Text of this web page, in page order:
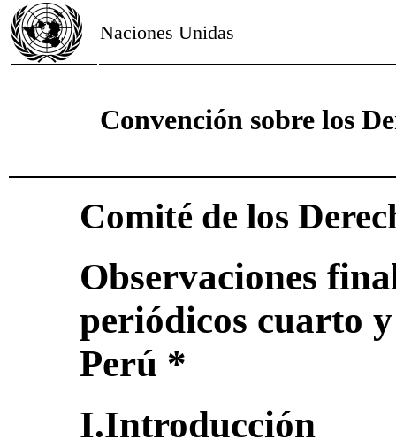
Naciones Unidas
Convención sobre los
Comité de los
Observaciones
periódicos cuarto
Perú *
I.Introducción